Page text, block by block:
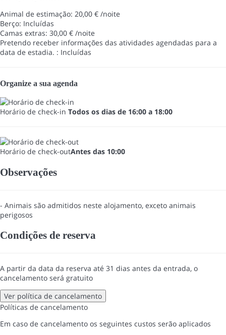
Animal de estimação: 20,00 € /noite
Berço: Incluídas
Camas extras: 30,00 € /noite
Pretendo receber informações das atividades agendadas para a
data de estadia. : Incluídas
Organize a sua agenda
Horário de check-in Todos os dias de 16:00 a 18:00
Horário de check-outAntes das 10:00
Observações
- Animais são admitidos neste alojamento, exceto animais
perigosos
Condições de reserva
A partir da data da reserva até 31 dias antes da entrada, o
cancelamento será gratuito
Ver política de cancelamento
Políticas de cancelamento
Em caso de cancelamento os seguintes custos serão aplicados